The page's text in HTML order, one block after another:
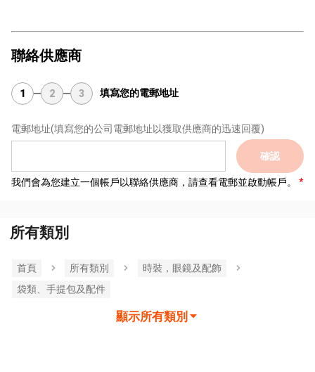
聯絡供應商
1 2 3 填寫您的電郵地址
電郵地址(填寫您的公司電郵地址以獲取供應商的迅速回覆)
確認
我們會為您建立一個帳戶以聯絡供應商，請查看電郵並啟動帳戶。
所有類別
首頁 所有類別
時裝，眼鏡及配飾
袋類、手提包及配件
顯示所有類別